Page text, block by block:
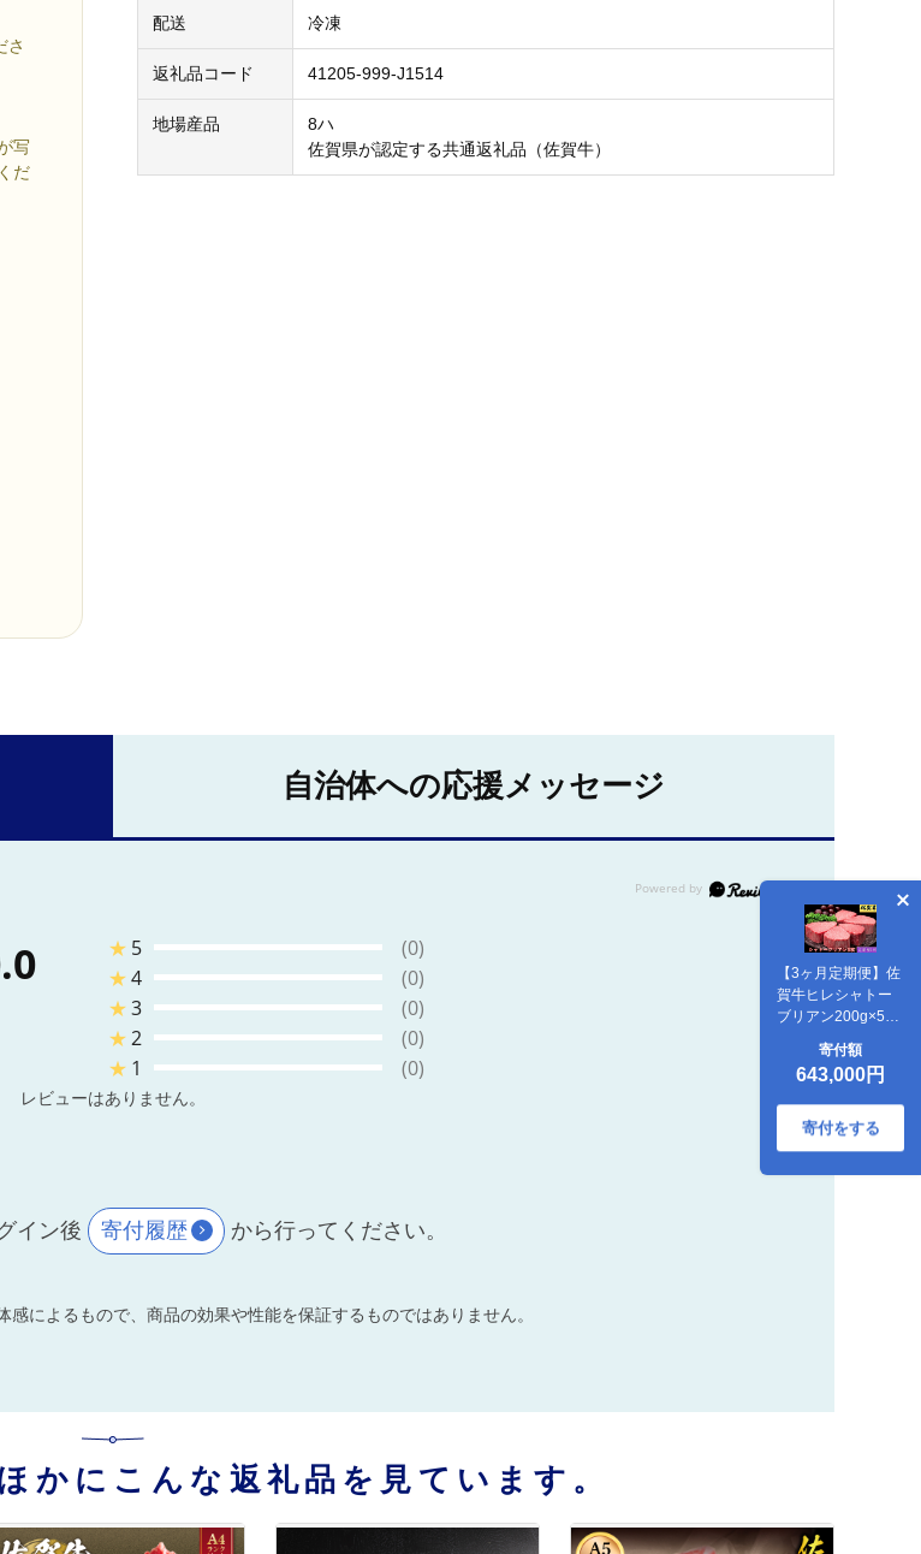
さ
写
だ
【3ヶ月定期便】佐
賀牛ヒレシャトー
ブリアン200g×5枚
999-J1514
寄付額
643,000円
寄付をする
配送 冷凍
返礼品コード 41205-999-J1514
地場産品
8ハ
佐賀県が認定する共通返礼品（佐賀牛）
自治体への応援メッセージ
★ 5
(0)
★4
(0)
★3
(0)
★2
(0)
★ 1 (0)
レビューはありません。
イン後 寄付履歴 から行ってください。
によるもので、商品の効果や性能を保証するものではありません。
かにこんな返礼品を見ています。